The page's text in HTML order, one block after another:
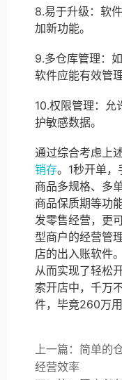
8.易于升级：软
加新功能。
9.多仓库管理：
软件应能有效管
10.权限管理：允
护敏感数据。
通过综合考虑上
销存。1秒开单，
商品多规格、多
商品保质期等功
发零售经营，更
型商户的经营管
店的出入账软件
从而实现了轻松
索开店中，千万
件，毕竟260万
上一篇：简单的
经营效率